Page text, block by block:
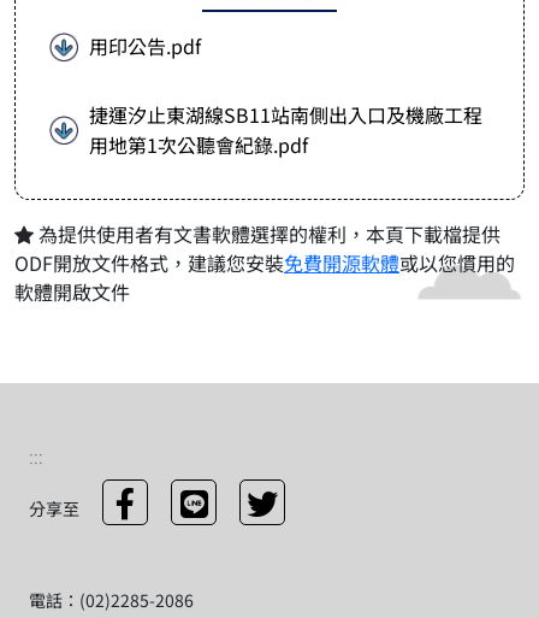
用印公告.pdf
捷運汐止東湖線SB11站南側出入口及機廠工程
用地第1次公聽會紀錄.pdf
為提供使用者有文書軟體選擇的權利，本頁下載檔提供
ODF開放文件格式，建議您安裝免費開源軟體或以您慣用的
軟體開啟文件
:::
分享至
電話：(02)2285-2086